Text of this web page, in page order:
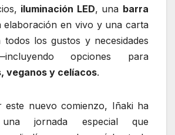
iluminación LED, una barra
elaboración en vivo y una carta
todos los gustos y necesidades
opciones para
veganos y celíacos.
este nuevo comienzo, Iñaki ha
una jornada especial que